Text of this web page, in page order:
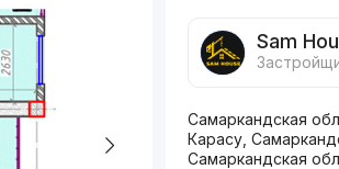
Sam
Самаркандская
Карасу,
Самаркандская